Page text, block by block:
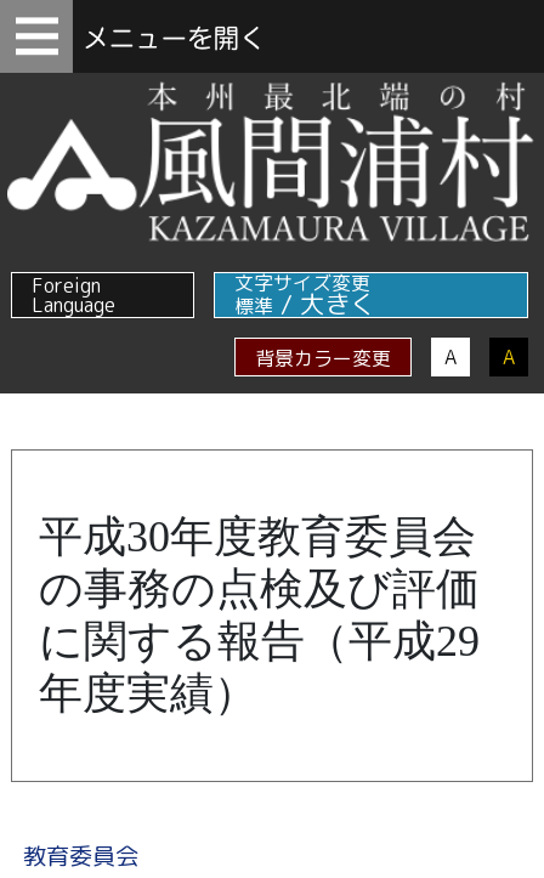
Foreign
Language
文字サイズ変更
標準 / 大きく
背景カラー変更 A A
平成30年度教育委員会
の事務の点検及び評価
に関する報告（平成29
年度実績）
教育委員会